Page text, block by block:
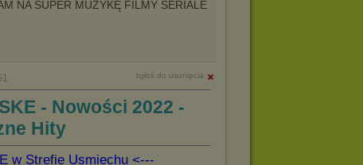
NA SUPER MUZYKĘ FILMY SERIALE
zgłoś do usunięcia
- Nowości 2022 -
Hity
w Strefie Usmiechu <---